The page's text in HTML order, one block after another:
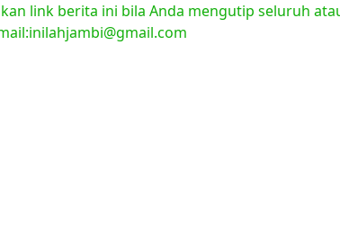
link berita ini bila Anda mengutip seluruh